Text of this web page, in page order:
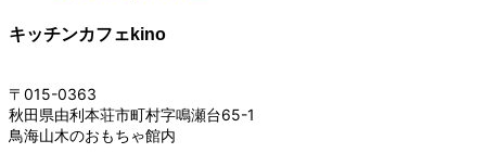
キッチンカフェkino
〒015-0363
秋田県由利本荘市町村字鳴瀬台65-1
鳥海山木のおもちゃ館内